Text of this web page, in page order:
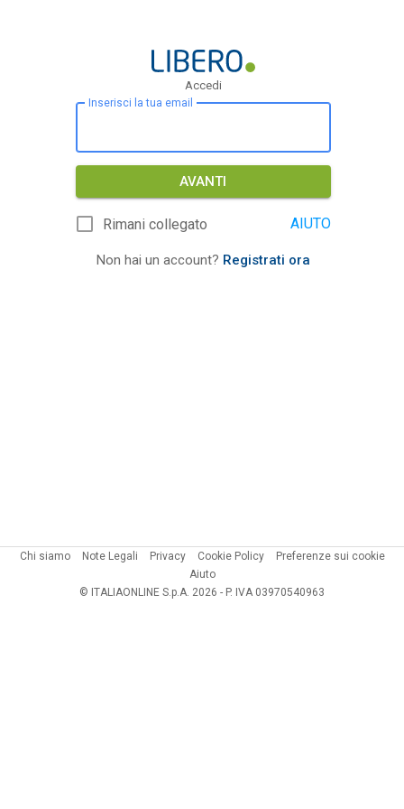
Accedi
Inserisci la tua email
AVANTI
Rimani collegato AIUTO
Non hai un account? Registrati ora
Chi siamo Note Legali Privacy Cookie Policy
Preferenze sui cookie
Aiuto
© ITALIAONLINE S.p.A. 2026 - P. IVA 03970540963